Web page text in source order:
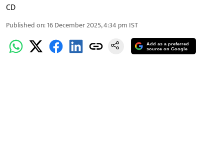
CD
Published on:16 December 2025, 4:34 pm IST
Add as a preferred
source on Google